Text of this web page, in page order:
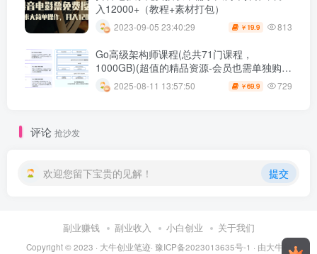
入12000+（教程+素材打包）
2023-09-05 23:40:29 ￥ 19.9 813
Go高级架构师课程(总共71门课程，
1000GB)(超值的精品资源-会员也需单独购买
哦)
2025-08-11 13:57:50 ￥69.9 729
评论 抢沙发
欢迎您留下宝贵的见解！ 提交
副业赚钱 副业收入 小白创业 关于我们
Copyright © 2023 · 大牛创业笔迹· 豫ICP备2023013635号-1 · 由大牛创